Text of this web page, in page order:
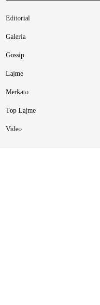
Editorial
Galeria
Gossip
Lajme
Merkato
Top Lajme
Video